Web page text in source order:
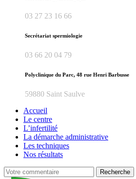
03 27 23 16 66
Secrétariat spermiologie
03 66 20 04 79
Polyclinique du Parc, 48 rue Henri Barbusse
59880 Saint Saulve
Accueil
Le centre
L’infertilité
La démarche administrative
Les techniques
Nos résultats